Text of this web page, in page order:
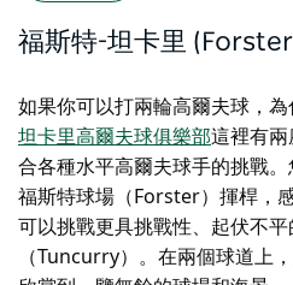
福斯特-坦卡里
如果你可以打兩輪高爾夫球，
坦卡里高爾夫球俱樂部這裡有
合各種水平高爾夫球手的挑戰
福斯特球場（Forster）揮桿，
可以挑戰更具挑戰性、起伏不
（Tuncurry）。在兩個球道上